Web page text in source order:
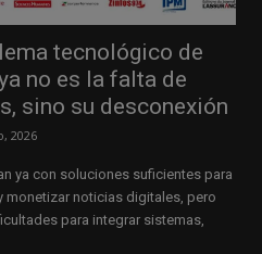
tecnológico de
no es la falta de
sino su desconexión
2026
ya con soluciones suficientes para
monetizar noticias digitales, pero
para integrar sistemas,